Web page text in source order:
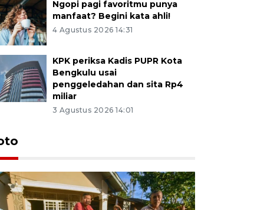
Ngopi pagi favoritmu punya
manfaat? Begini kata ahli!
4 Agustus 2026 14:31
KPK periksa Kadis PUPR Kota
Bengkulu usai
penggeledahan dan sita Rp4
miliar
3 Agustus 2026 14:01